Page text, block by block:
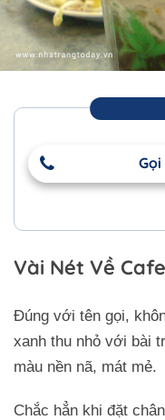
Vài Nét Về
Đúng với tên gọi,
xanh thu nhỏ với bài
màu nền nã, mát mẻ.
Chắc hẳn khi đặt